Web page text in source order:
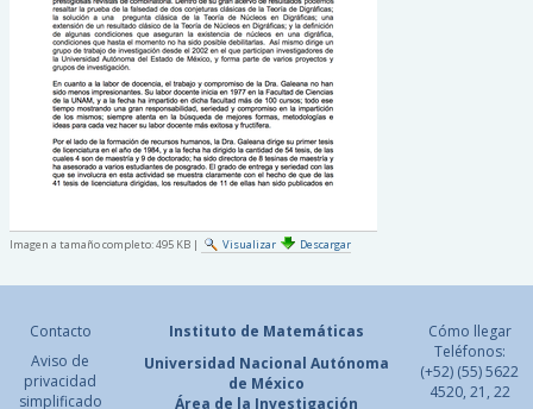
Imagen a tamaño completo:495 KB | Visualizar Descargar
Contacto
Aviso de
privacidad
simplificado
Instituto de Matemáticas
Universidad Nacional Autónoma
de México
Área de la Investigación
Cómo llegar
Teléfonos:
(+52) (55) 5622
4520, 21, 22